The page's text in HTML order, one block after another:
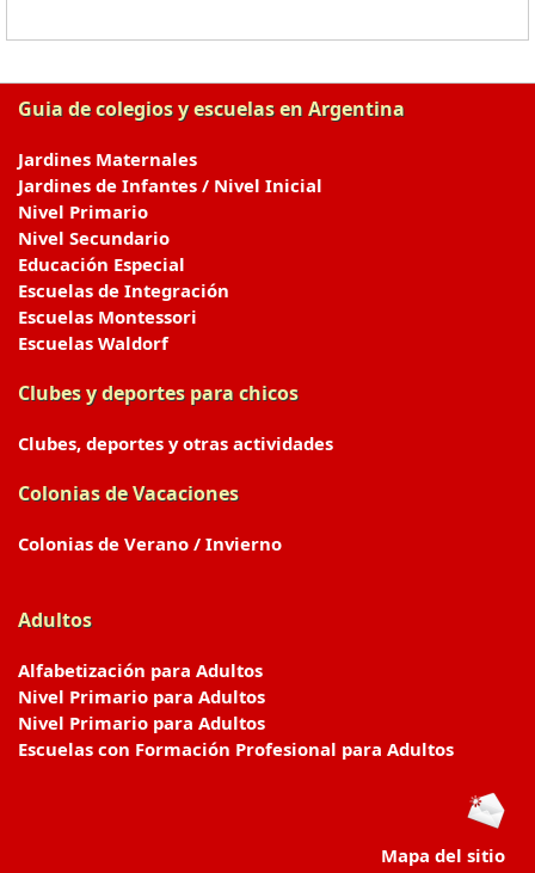
Guia de colegios y escuelas en Argentina
Jardines Maternales
Jardines de Infantes / Nivel Inicial
Nivel Primario
Nivel Secundario
Educación Especial
Escuelas de Integración
Escuelas Montessori
Escuelas Waldorf
Clubes y deportes para chicos
Clubes, deportes y otras actividades
Colonias de Vacaciones
Colonias de Verano / Invierno
Adultos
Alfabetización para Adultos
Nivel Primario para Adultos
Nivel Primario para Adultos
Escuelas con Formación Profesional para Adultos
Mapa del sitio